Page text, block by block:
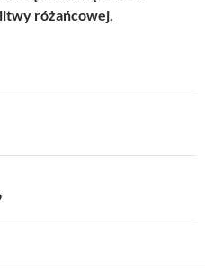
różańcowej.